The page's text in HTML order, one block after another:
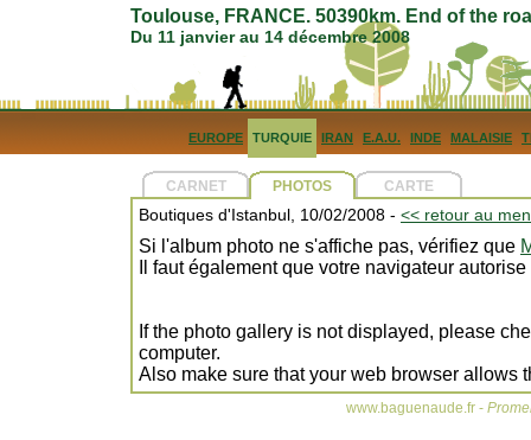
Toulouse, FRANCE. 50390km. End of the
Du 11 janvier au 14 décembre 2008
EUROPE TURQUIE IRAN E.A.U. INDE MALAISIE
CARNET PHOTOS CARTE
Boutiques d'Istanbul, 10/02/2008 - << retour au
Si l'album photo ne s'affiche pas, vérifiez que
Il faut également que votre navigateur
If the photo gallery is not displayed, please
computer.
Also make sure that your web browser allows
www.baguenaude.fr -